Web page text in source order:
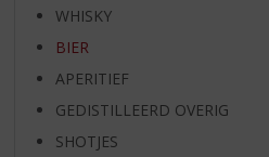
WHISKY
BIER
APERITIEF
GEDISTILLEERD OVERIG
SHOTJES